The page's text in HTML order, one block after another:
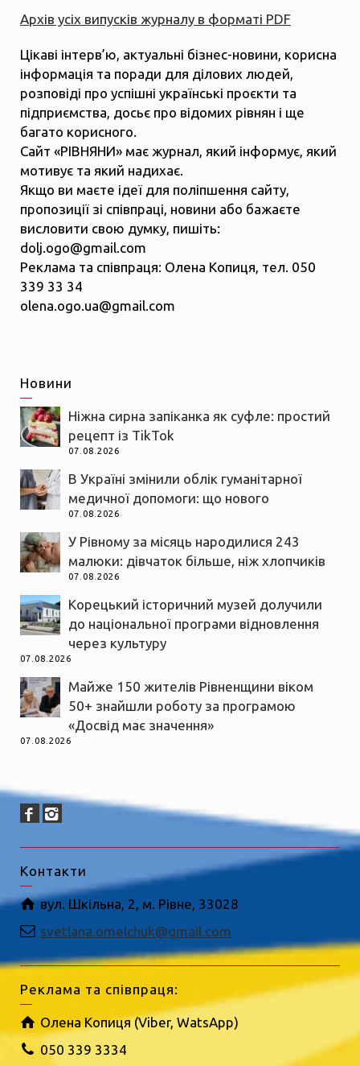
Архів усіх випусків журналу в форматі PDF
Цікаві інтерв’ю, актуальні бізнес-новини, корисна
інформація та поради для ділових людей,
розповіді про успішні українські проєкти та
підприємства, досьє про відомих рівнян і ще
багато корисного.
Сайт «РІВНЯНИ» має журнал, який інформує, який
мотивує та який надихає.
Якщо ви маєте ідеї для поліпшення сайту,
пропозиції зі співпраці, новини або бажаєте
висловити свою думку, пишіть:
dolj.ogo@gmail.com
Реклама та співпраця: Олена Копиця, тел. 050
339 33 34
olena.ogo.ua@gmail.com
Новини
Ніжна сирна запіканка як суфле: простий
рецепт із TikTok
07.08.2026
В Україні змінили облік гуманітарної
медичної допомоги: що нового
07.08.2026
У Рівному за місяць народилися 243
малюки: дівчаток більше, ніж хлопчиків
07.08.2026
Корецький історичний музей долучили
до національної програми відновлення
через культуру
07.08.2026
Майже 150 жителів Рівненщини віком
50+ знайшли роботу за програмою
«Досвід має значення»
07.08.2026
Контакти
вул. Шкільна, 2, м. Рівне, 33028
svetlana.omelchuk@gmail.com
Реклама та співпраця:
Олена Копиця (Viber, WatsApp)
050 339 3334